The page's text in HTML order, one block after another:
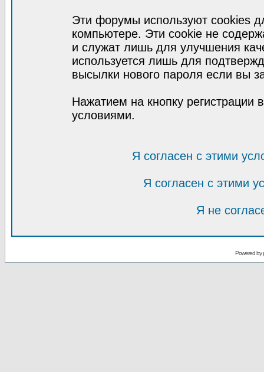
Эти форумы используют cookies
компьютере. Эти cookie не
и служат лишь для улучшения
используется лишь для
высылки нового пароля если вы
Нажатием на кнопку регистрации
условиями.
Я согласен с этими
Я согласен с этими
Я не
Powered by